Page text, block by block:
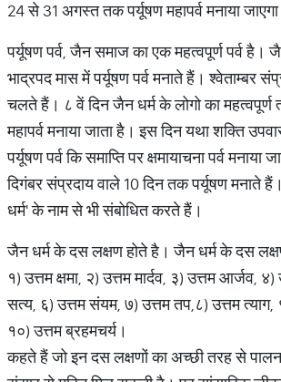
24 से 31 अगस्त तक पर्यूषण महापर्व मनाया
पर्यूषण पर्व, जैन समाज का एक महत्वपूर्ण पर्व है।
भाद्रपद मास में पर्यूषण पर्व मनाते हैं। श्वेताम्बर
चलते हैं। ८ वें दिन जैन धर्म के लोगो का महत्वपूर्ण
महापर्व मनाया जाता है। इस दिन यथा शक्ति
पर्यूषण पर्व कि समाप्ति पर क्षमायाचना पर्व
दिगंबर संप्रदाय वाले 10 दिन तक पर्यूषण मनाते
धर्म' के नाम से भी संबोधित करते हैं।
जैन धर्म के दस लक्षण होते है। जैन धर्म के दस
१) उत्तम क्षमा, २) उत्तम मार्दव, ३) उत्तम आर्जव,
सत्य, ६) उत्तम संयम, ७) उत्तम तप,८) उत्तम
१०) उत्तम ब्रहमचर्य।
कहते हैं जो इन दस लक्षणों का अच्छी तरह से